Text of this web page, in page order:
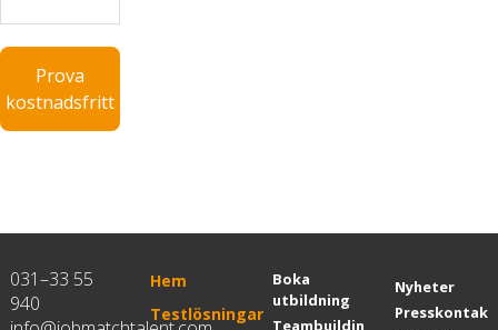
Prova
kostnadsfritt
031–33 55
940
Hem
Testlösningar
Boka
utbildning
Teambuilding
Nyheter
Presskontakt